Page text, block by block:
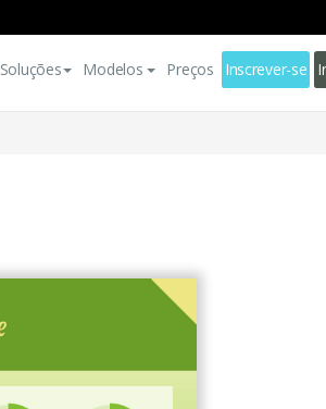
Soluções Modelos Preços Inscrever-se